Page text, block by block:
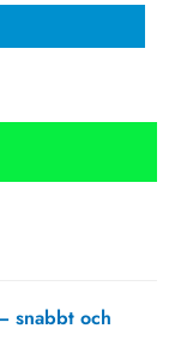
snabbt och